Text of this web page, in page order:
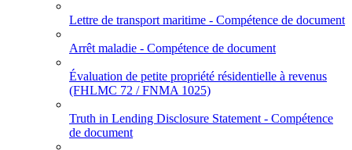
Lettre de transport maritime - Compétence de document
Arrêt maladie - Compétence de document
Évaluation de petite propriété résidentielle à revenus
(FHLMC 72 / FNMA 1025)
Truth in Lending Disclosure Statement - Compétence
de document